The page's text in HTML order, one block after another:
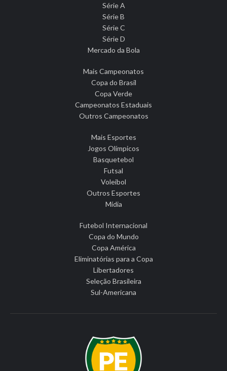
Série A
Série B
Série C
Série D
Mercado da Bola
Mais Campeonatos
Copa do Brasil
Copa Verde
Campeonatos Estaduais
Outros Campeonatos
Mais Esportes
Jogos Olímpicos
Basquetebol
Futsal
Voleibol
Outros Esportes
Mídia
Futebol Internacional
Copa do Mundo
Copa América
Eliminatórias para a Copa
Libertadores
Seleção Brasileira
Sul-Americana